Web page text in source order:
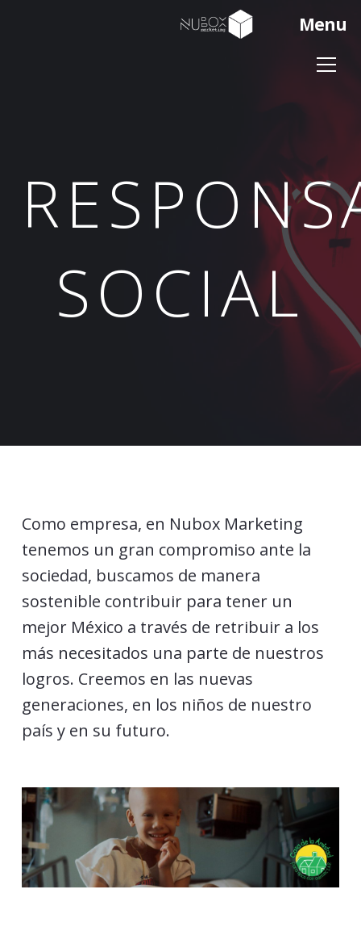
Menu
SOCIAL
Como empresa, en Nubox Marketing
tenemos un gran compromiso ante la
sociedad, buscamos de manera
sostenible contribuir para tener un
mejor México a través de retribuir a los
más necesitados una parte de nuestros
logros. Creemos en las nuevas
generaciones, en los niños de nuestro
país y en su futuro.